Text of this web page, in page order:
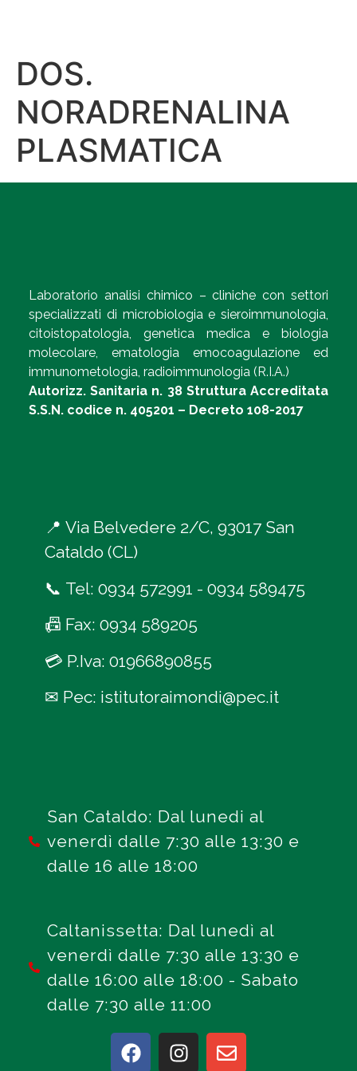
DOS.
NORADRENALINA
PLASMATICA
Laboratorio analisi chimico – cliniche con settori
specializzati di microbiologia e sieroimmunologia,
citoistopatologia, genetica medica e biologia
molecolare, ematologia emocoagulazione ed
immunometologia, radioimmunologia (R.I.A.)
Autorizz. Sanitaria n. 38 Struttura Accreditata
S.S.N. codice n. 405201 – Decreto 108-2017
📍 Via Belvedere 2/C, 93017 San
Cataldo (CL)
📞 Tel: 0934 572991 - 0934 589475
📠 Fax: 0934 589205
💳 P.Iva: 01966890855
✉ Pec: istitutoraimondi@pec.it
San Cataldo: Dal lunedi al
venerdì dalle 7:30 alle 13:30 e
dalle 16 alle 18:00
Caltanissetta: Dal lunedì al
venerdì dalle 7:30 alle 13:30 e
dalle 16:00 alle 18:00 - Sabato
dalle 7:30 alle 11:00